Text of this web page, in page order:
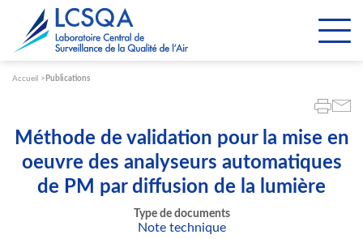
Accueil Publications
Méthode de validation pour la mise en
oeuvre des analyseurs automatiques
de PM par diffusion de la lumière
Type de documents
Note technique
Paramétrer les cookies